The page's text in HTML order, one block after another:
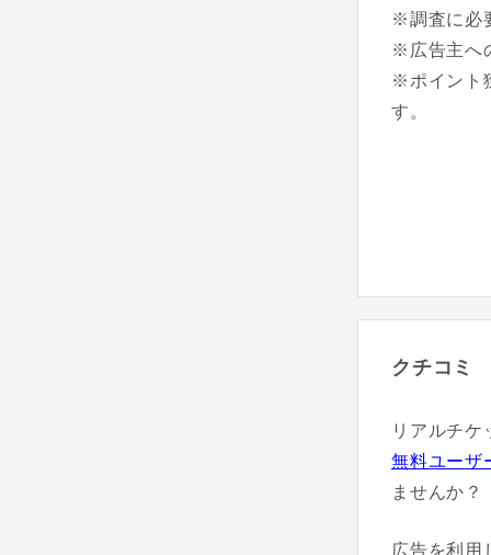
※調査に必
※広告主へ
※ポイント
す。
クチコミ
リアルチケ
無料ユーザ
ませんか？
広告を利用